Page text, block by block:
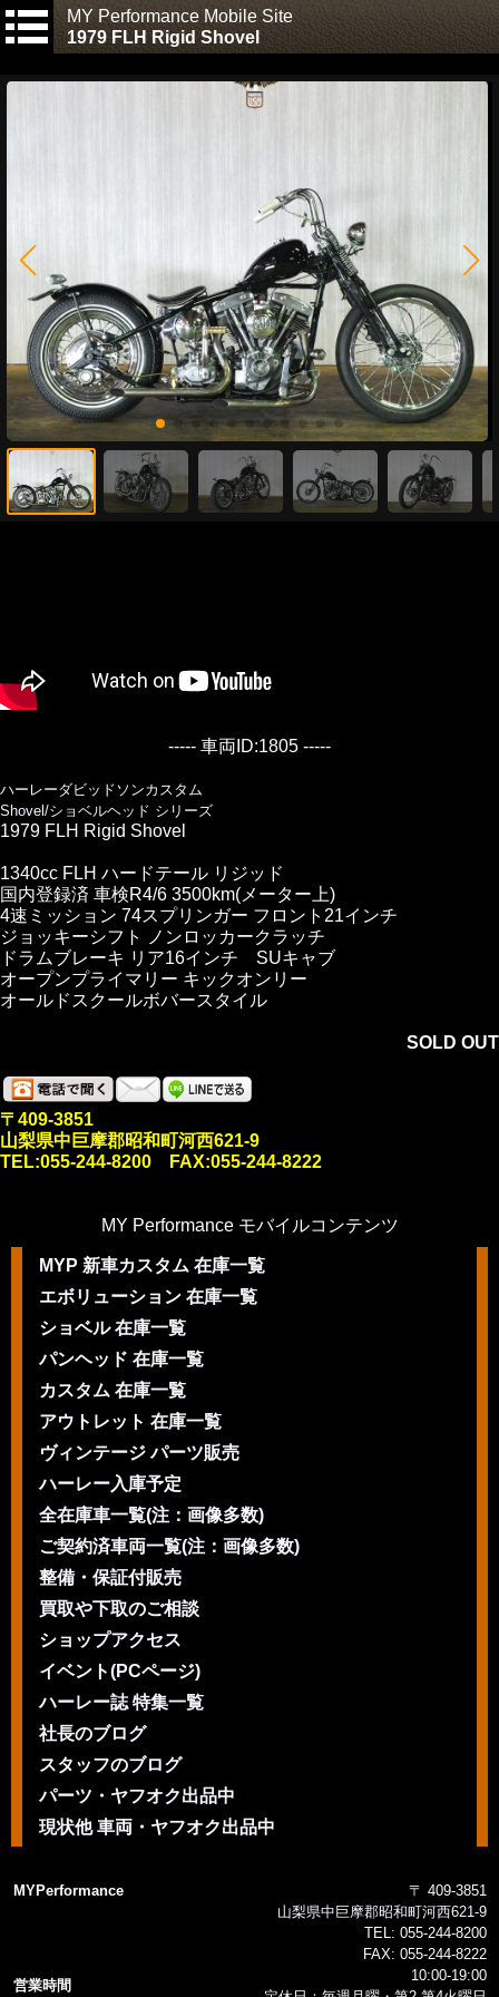
MY Performance Mobile Site
1979 FLH Rigid Shovel
----- 車両ID:1805 -----
ハーレーダビッドソンカスタム
Shovel/ショベルヘッド シリーズ
1979 FLH Rigid Shovel
1340cc FLH ハードテール リジッド
国内登録済 車検R4/6 3500km(メーター上)
4速ミッション 74スプリンガー フロント21インチ
ジョッキーシフト ノンロッカークラッチ
ドラムブレーキ リア16インチ SUキャブ
オープンプライマリー キックオンリー
オールドスクールボバースタイル
SOLD OUT
〒409-3851
山梨県中巨摩郡昭和町河西621-9
TEL:055-244-8200 FAX:055-244-8222
MY Performance モバイルコンテンツ
MYP 新車カスタム 在庫一覧
エボリューション 在庫一覧
ショベル 在庫一覧
パンヘッド 在庫一覧
カスタム 在庫一覧
アウトレット 在庫一覧
ヴィンテージ パーツ販売
ハーレー入庫予定
全在庫車一覧(注：画像多数)
ご契約済車両一覧(注：画像多数)
整備・保証付販売
買取や下取のご相談
ショップアクセス
イベント(PCページ)
ハーレー誌 特集一覧
社長のブログ
スタッフのブログ
パーツ・ヤフオク出品中
現状他 車両・ヤフオク出品中
MYPerformance
〒 409-3851
山梨県中巨摩郡昭和町河西621-9
TEL: 055-244-8200
FAX: 055-244-8222
営業時間
10:00-19:00